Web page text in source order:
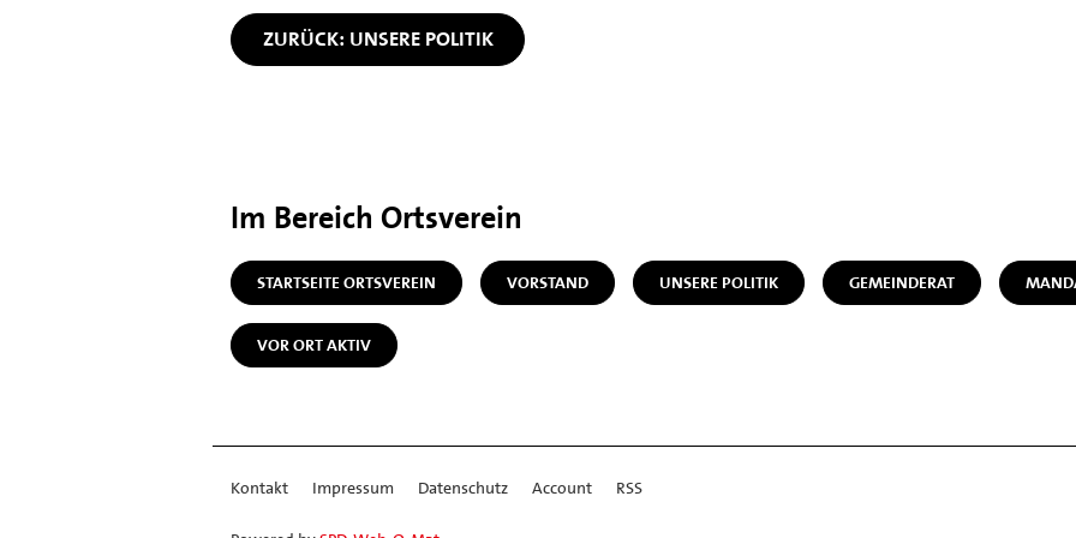
ZURÜCK: UNSERE POLITIK
Im Bereich Ortsverein
STARTSEITE ORTSVEREIN VORSTAND UNSERE POLITIK GEMEINDERAT
VOR ORT AKTIV
Kontakt Impressum Datenschutz Account RSS